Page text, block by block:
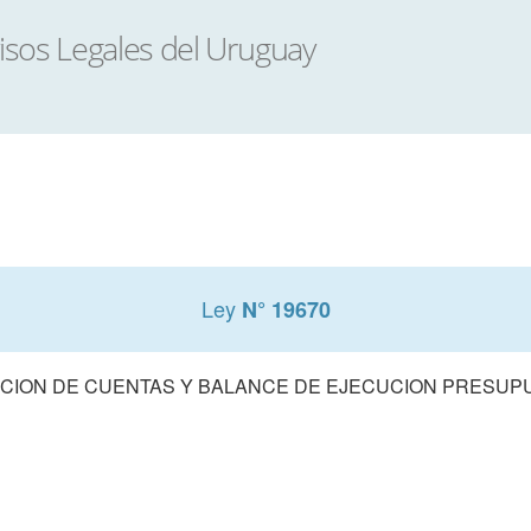
Ley N° 19670
DE CUENTAS Y BALANCE DE EJECUCION